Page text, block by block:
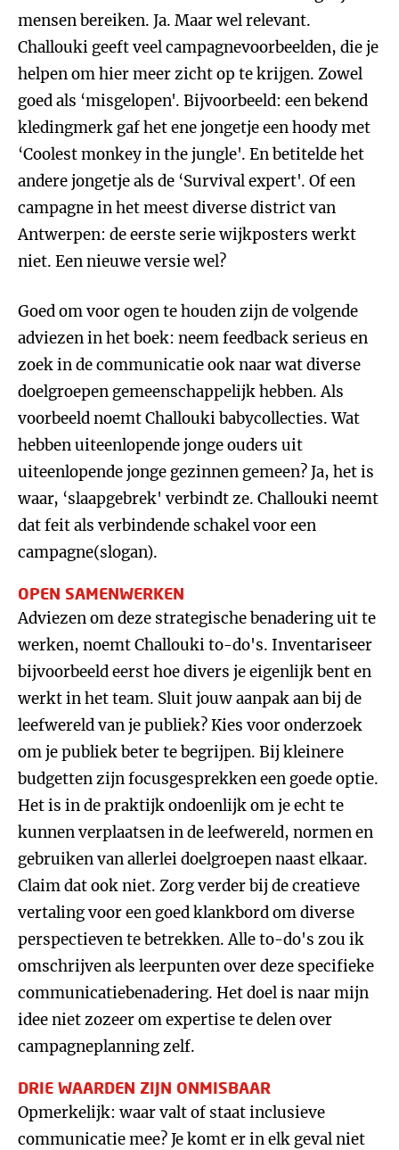
mensen bereiken. Ja. Maar wel relevant.
Challouki geeft veel campagnevoorbeelden, die je
helpen om hier meer zicht op te krijgen. Zowel
goed als ‘misgelopen'. Bijvoorbeeld: een bekend
kledingmerk gaf het ene jongetje een hoody met
‘Coolest monkey in the jungle'. En betitelde het
andere jongetje als de ‘Survival expert'. Of een
campagne in het meest diverse district van
Antwerpen: de eerste serie wijkposters werkt
niet. Een nieuwe versie wel?
Goed om voor ogen te houden zijn de volgende
adviezen in het boek: neem feedback serieus en
zoek in de communicatie ook naar wat diverse
doelgroepen gemeenschappelijk hebben. Als
voorbeeld noemt Challouki babycollecties. Wat
hebben uiteenlopende jonge ouders uit
uiteenlopende jonge gezinnen gemeen? Ja, het is
waar, ‘slaapgebrek' verbindt ze. Challouki neemt
dat feit als verbindende schakel voor een
campagne(slogan).
OPEN SAMENWERKEN
Adviezen om deze strategische benadering uit te
werken, noemt Challouki to-do's. Inventariseer
bijvoorbeeld eerst hoe divers je eigenlijk bent en
werkt in het team. Sluit jouw aanpak aan bij de
leefwereld van je publiek? Kies voor onderzoek
om je publiek beter te begrijpen. Bij kleinere
budgetten zijn focusgesprekken een goede optie.
Het is in de praktijk ondoenlijk om je echt te
kunnen verplaatsen in de leefwereld, normen en
gebruiken van allerlei doelgroepen naast elkaar.
Claim dat ook niet. Zorg verder bij de creatieve
vertaling voor een goed klankbord om diverse
perspectieven te betrekken. Alle to-do's zou ik
omschrijven als leerpunten over deze specifieke
communicatiebenadering. Het doel is naar mijn
idee niet zozeer om expertise te delen over
campagneplanning zelf.
DRIE WAARDEN ZIJN ONMISBAAR
Opmerkelijk: waar valt of staat inclusieve
communicatie mee? Je komt er in elk geval niet